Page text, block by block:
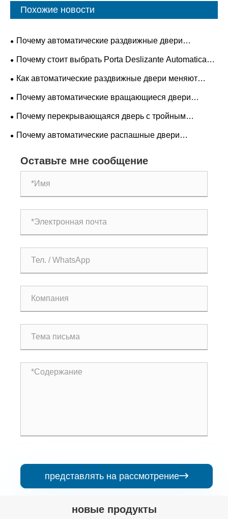
Похожие новости
Почему автоматические раздвижные двери
необходимы для современных зданий?
Почему стоит выбрать Porta Deslizante Automatica
для современных помещений?
Как автоматические раздвижные двери меняют
безопасность, эффективность и будущие
Почему автоматические вращающиеся двери
становятся предпочтительным решением для входа в
Почему перекрывающаяся дверь с тройным
соединением становится будущим стандартом
Почему автоматические распашные двери
современных зданий?
Оставьте мне сообщение
представлять на рассмотрение
новые продукты